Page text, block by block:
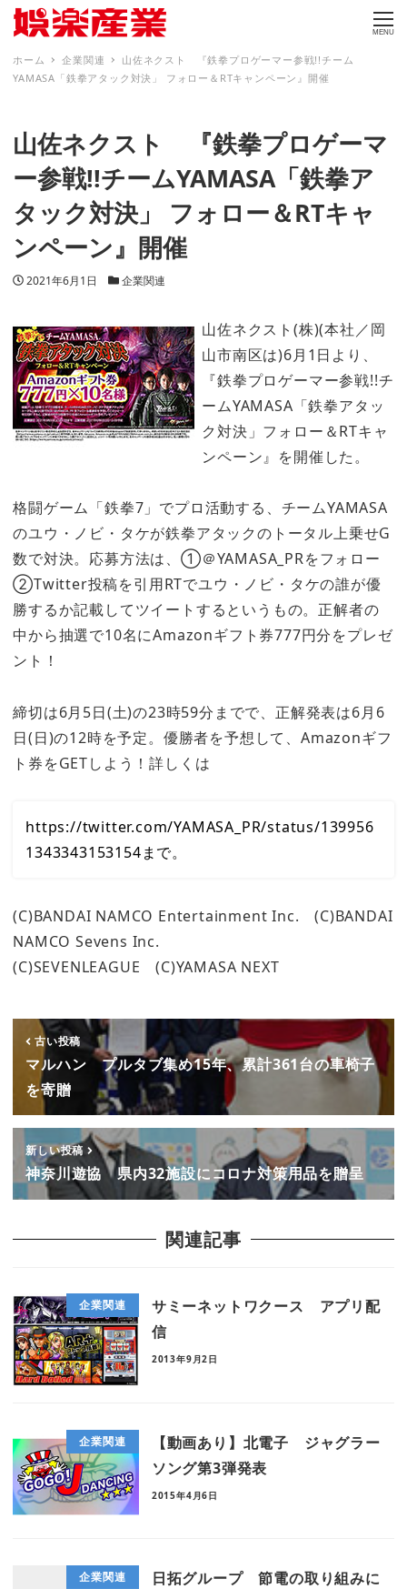
MENU
ホーム 企業関連
山佐ネクスト 『鉄拳プロゲーマー参戦!!チーム
YAMASA「鉄拳アタック対決」 フォロー＆RTキャンペーン』開催
山佐ネクスト 『鉄拳プロゲーマ
ー参戦!!チームYAMASA「鉄拳ア
タック対決」 フォロー＆RTキャ
ンペーン』開催
投稿日
2021年6月1日 カテゴリー
企業関連
山佐ネクスト(株)(本社／岡
山市南区は)6月1日より、
『鉄拳プロゲーマー参戦!!チ
ームYAMASA「鉄拳アタッ
ク対決」フォロー＆RTキャ
ンペーン』を開催した。
格闘ゲーム「鉄拳7」でプロ活動する、チームYAMASA
のユウ・ノビ・タケが鉄拳アタックのトータル上乗せG
数で対決。応募方法は、①＠YAMASA_PRをフォロー
②Twitter投稿を引用RTでユウ・ノビ・タケの誰が優
勝するか記載してツイートするというもの。正解者の
中から抽選で10名にAmazonギフト券777円分をプレゼ
ント！
締切は6月5日(土)の23時59分までで、正解発表は6月6
日(日)の12時を予定。優勝者を予想して、Amazonギフ
ト券をGETしよう！詳しくは
https://twitter.com/YAMASA_PR/status/139956
1343343153154まで。
(C)BANDAI NAMCO Entertainment Inc. (C)BANDAI
NAMCO Sevens Inc.
(C)SEVENLEAGUE (C)YAMASA NEXT
古い投稿
マルハン プルタブ集め15年、累計361台の車椅子
を寄贈
新しい投稿
神奈川遊協 県内32施設にコロナ対策用品を贈呈
関連記事
企業関連
サミーネットワクース アプリ配
信
2013年9月2日
企業関連
【動画あり】北電子 ジャグラー
ソング第3弾発表
2015年4月6日
企業関連
日拓グループ 節電の取り組みに